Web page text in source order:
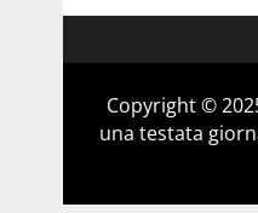
Copyright ©
una testata